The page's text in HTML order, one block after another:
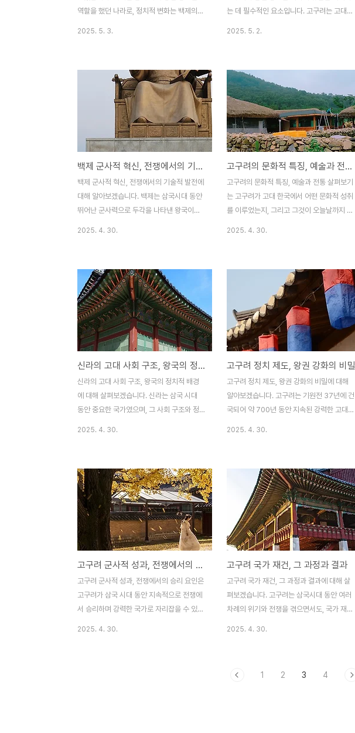
역할을 했던 나라로, 정치적 변화는 백제의
니다. 본 글에서는 백제 정치 변화의 주요 원
인과 그 변화가 미친 영향에 대해 살펴보겠습
니다.백제 정치 변화의 배경, 왕권 강화백제
의 정치 변화의 첫 번째 중요한 배경은 왕권
강화였습니다. 백제는 초기에는 귀족들과의
세력 균형 속에서 정치가 이루어졌으나, 점차
왕권 중심의 정치 체제로 변화해갔습니다. 왕
권 강화를 위한 첫 번째 조치는 왕위 계승을
확립하는 것이었습니다. 왕위 계승 문제는 백
제 내 정치적 혼..
2025. 5. 3.
는 데 필수적인 요소입니다. 고구려는 고대
의 예술적 유산은 오늘날까지도 많은 이들에
게 큰 영향을 미치고 있습니다. 이 글에서는
고구려의 문화 발전과 그들의 전통 예술, 문
화유산을 살펴보고, 고구려 문화의 중요성과
그 유산이 현대에 미친 영향에 대해 알아보겠
습니다. 고구려 문화의 발전 배경고구려 문화
의 발전은 그 당시 고구려의 정치적, 군사적
안정과 밀접한 관계가 있었습니다. 고구려는
고대 동아시아에서 가장 강력한 국가로 자리
잡았으며, 이러한 강력한 국..
2025. 5. 2.
백제 군사적 혁신, 전쟁에서의 기술적 발전
백제 군사적 혁신, 전쟁에서의 기술적 발전에
대해 알아보겠습니다. 백제는 삼국시대 동안
뛰어난 군사력으로 두각을 나타낸 왕국이었
강화했습니다. 본 글에서는 백제의 군사적 혁
신이 전쟁에서 어떻게 활용되었으며, 기술적
발전이 백제의 전쟁 수행에 어떤 영향을 미쳤
는지에 대해 다루겠습니다.백제 군사적 혁신
의 배경백제의 군사적 혁신은 단지 무기나 전
략의 발전에 그치지 않고, 왕국의 군사적 조
직과 전반적인 체계의 변화로 이어졌습니다.
백제는 주변 국가들과의 전쟁에서 승리하기
위해 군사 기술을 지속적으로 발전시키며, 새
로운 전술과 전략을 채택했습니다..
2025. 4. 30.
고구려의 문화적 특징, 예술과 전통 살펴보기
고구려의 문화적 특징, 예술과 전통 살펴보기
는 고구려가 고대 한국에서 어떤 문화적 성취
를 이루었는지, 그리고 그것이 오늘날까지 어
고구려의 문화적 특징을 여러 측면에서 살펴
보고, 특히 예술과 전통이 고구려의 정치적,
사회적 발전에 어떻게 기여했는지를 분석합
니다. 고구려의 독특한 문화와 예술이 오늘날
의 문화유산으로 어떻게 이어져왔는지, 그리
고 그것이 역사적으로 어떤 역할을 했는지 알
아보겠습니다.고구려 문화의 기원, 북방 유목
민족과의 관계고구려의 문화적 특징은 북방
유목 민족과의 관계에서 큰 영향을 받았습니
다.고구려는 북방 민족의 문화적 ..
2025. 4. 30.
신라의 고대 사회 구조, 왕국의 정치적 배경
신라의 고대 사회 구조, 왕국의 정치적 배경
에 대해 살펴보겠습니다. 신라는 삼국 시대
동안 중요한 국가였으며, 그 사회 구조와 정
한, 신라의 정치적 배경은 왕권 강화와 군사
적 확장을 위한 중요한 전략적 요소로 작용했
습니다. 이 글에서는 신라의 사회 구조와 정
치적 배경을 깊이 분석하여, 그 발전 과정을
이해하는 데 도움을 주고자 합니다.신라 사회
구조의 특징신라의 사회 구조는 매우 계층적
이었으며, 왕실과 귀족 계층이 주요한 정치적
역할을 맡고 있었습니다. 신라의 왕권은 신성
시되었으며, 왕은 국가의 최고 통치자로서 권
한을 행사했습니다. 왕..
2025. 4. 30.
고구려 정치 제도, 왕권 강화의 비밀
고구려 정치 제도, 왕권 강화의 비밀에 대해
알아보겠습니다. 고구려는 기원전 37년에 건
국되어 약 700년 동안 지속된 강력한 고대
구려의 왕권 강화 비밀은 그들의 정치적 통치
전략과 군사적 성취, 사회적 구조와 밀접하게
연결되어 있었습니다. 오늘날에도 고구려의
정치 제도와 왕권 강화 전략은 많은 역사적
연구의 대상이 되고 있습니다.고구려 왕권의
시작과 정치 제도의 특징고구려의 왕권 강화
의 첫 번째 비밀은 바로 초기 왕권의 형성에
있습니다. 고구려는 건국 초기부터 강력한 왕
권을 중심으로 통치 체제를 확립했습니다. 고
구려의 왕은 종신직..
2025. 4. 30.
고구려 군사적 성과, 전쟁에서의 승리 요인
고구려 군사적 성과, 전쟁에서의 승리 요인은
고구려가 삼국 시대 동안 지속적으로 전쟁에
서 승리하며 강력한 국가로 자리잡을 수 있었
2025. 4. 30.
고구려 국가 재건, 그 과정과 결과
고구려 국가 재건, 그 과정과 결과에 대해 살
펴보겠습니다. 고구려는 삼국시대 동안 여러
차례의 위기와 전쟁을 겪으면서도, 국가 재건
글에서는 고구려가 겪었던 주요 위기와 그 재
2025. 4. 30.
1 2 3 4